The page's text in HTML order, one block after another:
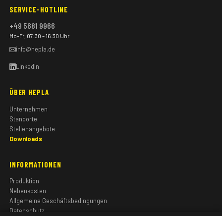
SERVICE-HOTLINE
+49 5681 9966
Mo–Fr, 07:30 – 16:30 Uhr
info@hepla.de
LinkedIn
ÜBER HEPLA
Unternehmen
Standorte
Stellenangebote
Downloads
INFORMATIONEN
Produktion
Nebenkosten
Allgemeine Geschäftsbedingungen
Datenschutz